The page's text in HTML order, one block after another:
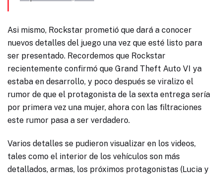
Asi mismo, Rockstar prometió que dará a conocer
nuevos detalles del juego una vez que esté listo para
ser presentado. Recordemos que Rockstar
recientemente confirmó que Grand Theft Auto VI ya
estaba en desarrollo, y poco después se viralizo el
rumor de que el protagonista de la sexta entrega sería
por primera vez una mujer, ahora con las filtraciones
este rumor pasa a ser verdadero.
Varios detalles se pudieron visualizar en los videos,
tales como el interior de los vehículos son más
detallados, armas, los próximos protagonistas (Lucia y